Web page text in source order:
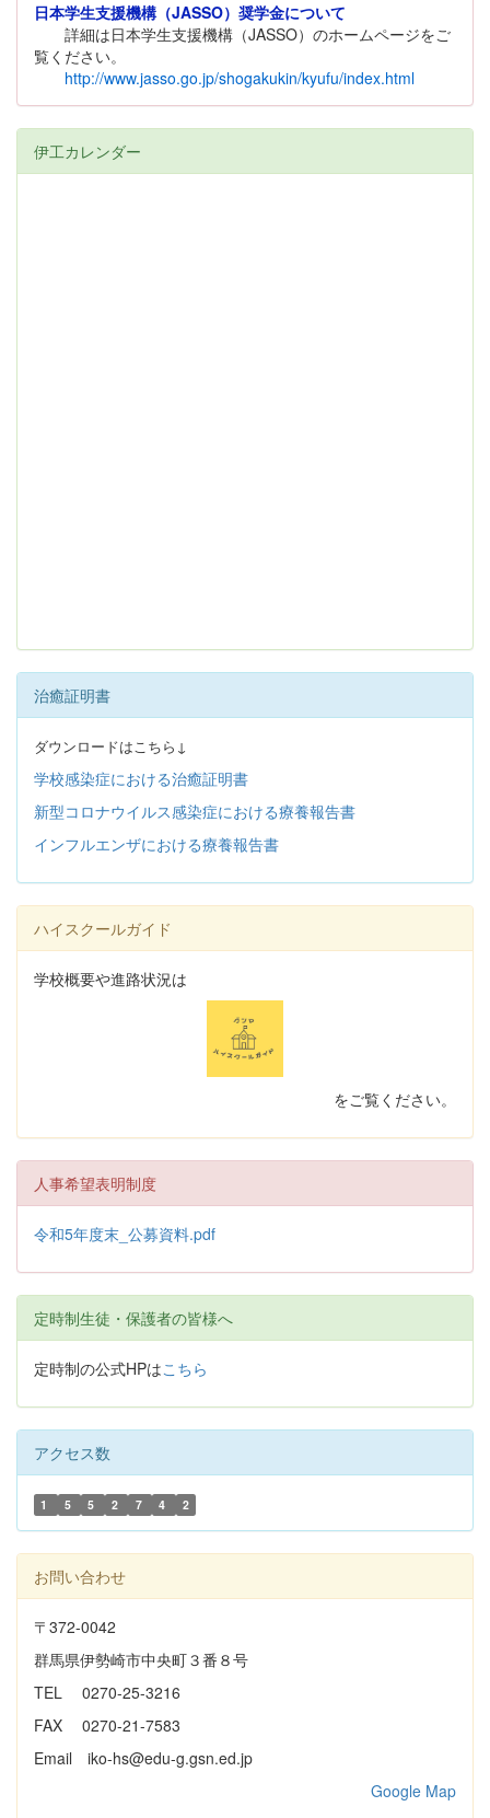
日本学生支援機構（JASSO）奨学金について
詳細は日本学生支援機構（JASSO）のホームページをご
覧ください。
http://www.jasso.go.jp/shogakukin/kyufu/index.html
伊工カレンダー
治癒証明書
ダウンロードはこちら↓
学校感染症における治癒証明書
新型コロナウイルス感染症における療養報告書
インフルエンザにおける療養報告書
ハイスクールガイド
学校概要や進路状況は
をご覧ください。
人事希望表明制度
令和5年度末_公募資料.pdf
定時制生徒・保護者の皆様へ
定時制の公式HPはこちら
アクセス数
1 5 5 2 7 4 2
お問い合わせ
〒372-0042
群馬県伊勢崎市中央町３番８号
TEL 0270-25-3216
FAX 0270-21-7583
Email iko-hs@edu-g.gsn.ed.jp
Google Map